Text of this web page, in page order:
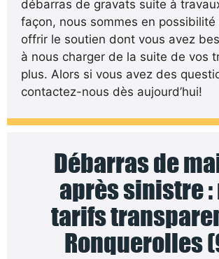
débarras de gravats suite à
façon, nous sommes en possibilité
offrir le soutien dont vous avez
à nous charger de la suite de vos
plus. Alors si vous avez des
contactez-nous dès aujourd’hui!
Débarras de
après sinistre :
tarifs
Ronquerolles